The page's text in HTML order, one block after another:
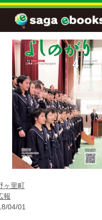
フリーワード
ジャンル
エリア
ヶ里町
報
04/01
専用本棚 ↓↓